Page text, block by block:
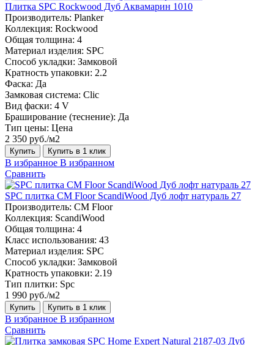
Плитка SPC Rockwood Дуб Аквамарин 1010
Производитель: Planker
Коллекция: Rockwood
Общая толщина: 4
Материал изделия: SPC
Способ укладки: Замковой
Кратность упаковки: 2.2
Фаска: Да
Замковая система: Сlic
Вид фаски: 4 V
Браширование (теснение): Да
Тип цены: Цена
2 350 руб./м2
Купить Купить в 1 клик
В избранное В избранном
Сравнить
SPC плитка CM Floor ScandiWood Дуб лофт натураль 27
Производитель: CM Floor
Коллекция: ScandiWood
Общая толщина: 4
Класс использования: 43
Материал изделия: SPC
Способ укладки: Замковой
Кратность упаковки: 2.19
Тип плитки: Spc
1 990 руб./м2
Купить Купить в 1 клик
В избранное В избранном
Сравнить